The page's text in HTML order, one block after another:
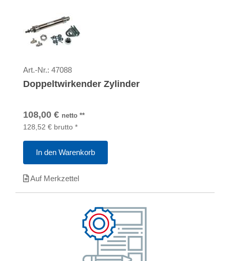
Art.-Nr.: 47088
Doppeltwirkender Zylinder
108,00 € netto **
128,52 € brutto *
In den Warenkorb
Auf Merkzettel